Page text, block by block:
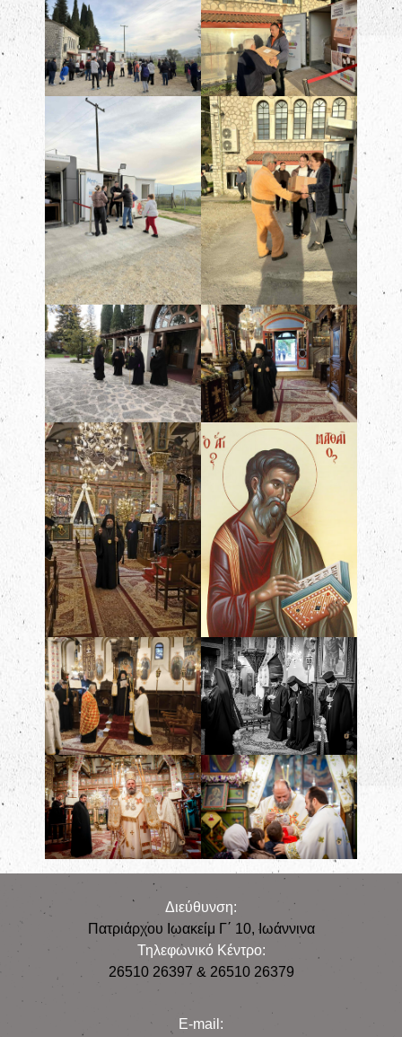
Διεύθυνση:
Πατριάρχου Ιωακείμ Γ΄ 10, Iωάννινα
Τηλεφωνικό Κέντρο:
26510 26397 & 26510 26379
E-mail: